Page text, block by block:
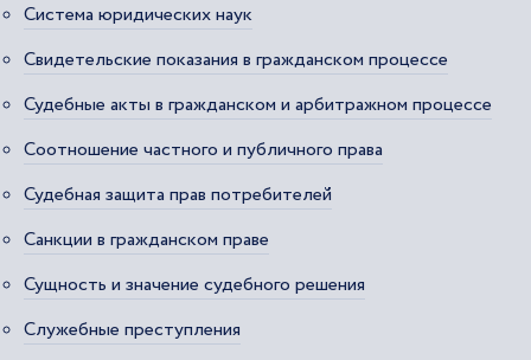
Система юридических наук
Свидетельские показания в гражданском процессе
Судебные акты в гражданском и арбитражном процессе
Соотношение частного и публичного права
Судебная защита прав потребителей
Санкции в гражданском праве
Сущность и значение судебного решения
Служебные преступления